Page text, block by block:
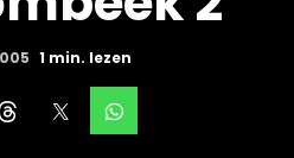
1 min. lezen